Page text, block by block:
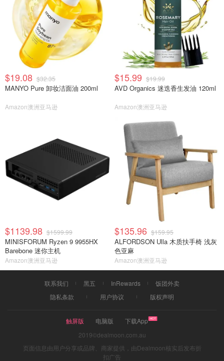
$19.08 $32.35
MANYO Pure 卸妆洁面油 200ml
Amazon澳洲亚马逊
$15.99 $19.99
AVD Organics 迷迭香生发油 120ml
Amazon澳洲亚马逊
$1139.98 $1599.99
MINISFORUM Ryzen 9 9955HX
Barebone 迷你主机
Amazon澳洲亚马逊
$135.96 $159.95
ALFORDSON Ulla 木质扶手椅 浅灰
色亚麻
Amazon澳洲亚马逊
联系我们 黑五 InRewards
饭团外卖
隐私条款
用户协议 版权声明
触屏版 电脑版
下载App
2019©dealmoon.com.au
页面信息由用户分享或品牌、商家提供，由Dealmoon核实后发布折
扣广告